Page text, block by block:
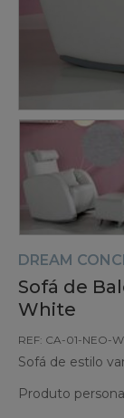
DREAM
Sofá de
White
REF: CA-01-NEO-
Sofá de estilo
Produto